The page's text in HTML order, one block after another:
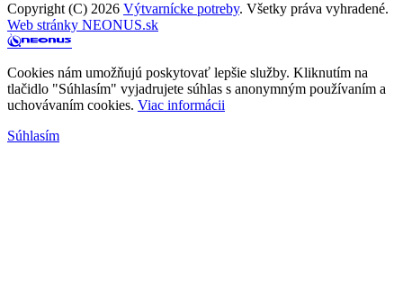
Copyright (C) 2026 Výtvarnícke potreby. Všetky práva vyhradené.
Web stránky NEONUS.sk
Cookies nám umožňujú poskytovať lepšie služby. Kliknutím na
tlačidlo "Súhlasím" vyjadrujete súhlas s anonymným používaním a
uchovávaním cookies. Viac informácii
Súhlasím